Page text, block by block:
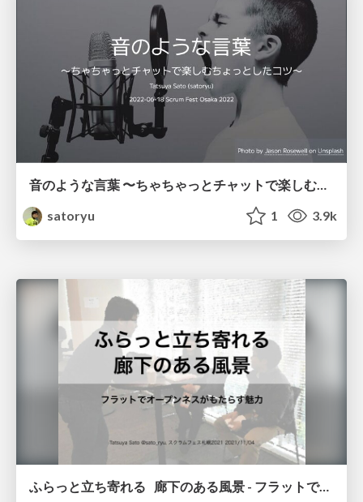
音のような言葉 〜ちゃちゃっとチャットで楽しむちょっとしたコツ〜 / words like sounds
satoryu
1 3.9k
ふらっと立ち寄れる 廊下のある風景 - フラットでオープンネスがもたらす魅力 / The Corridor